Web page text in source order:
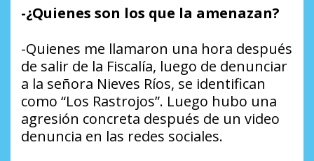
-¿Quienes son los que la amenazan?
-Quienes me llamaron una hora después
de salir de la Fiscalía, luego de denunciar
a la señora Nieves Ríos, se identifican
como “Los Rastrojos”. Luego hubo una
agresión concreta después de un video
denuncia en las redes sociales.